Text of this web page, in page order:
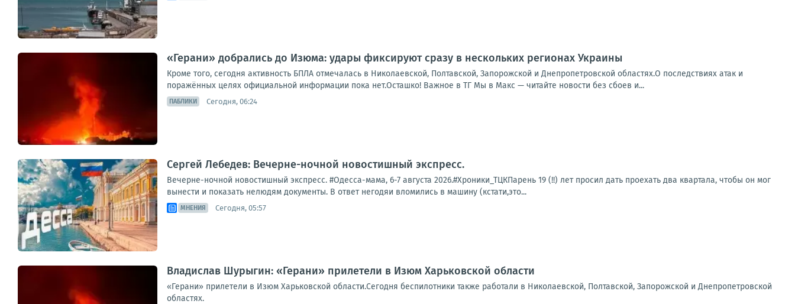
«Герани» добрались до Изюма: удары фиксируют сразу в нескольких регионах Украины
Кроме того, сегодня активность БПЛА отмечалась в Николаевской, Полтавской, Запорожской и Днепропетровской областях.О последствиях атак и
поражённых целях официальной информации пока нет.Осташко! Важное в ТГ Мы в Макс — читайте новости без сбоев и...
ПАБЛИКИ Сегодня, 06:24
Сергей Лебедев: Вечерне-ночной новостишный экспресс.
Вечерне-ночной новостишный экспресс. #Одесса-мама, 6-7 августа 2026.#Хроники_ТЦКПарень 19 (!!) лет просил дать проехать два квартала, чтобы он мог
вынести и показать нелюдям документы. В ответ негодяи вломились в машину (кстати,это...
МНЕНИЯ Сегодня, 05:57
Владислав Шурыгин: «Герани» прилетели в Изюм Харьковской области
«Герани» прилетели в Изюм Харьковской области.Сегодня беспилотники также работали в Николаевской, Полтавской, Запорожской и Днепропетровской
областях.